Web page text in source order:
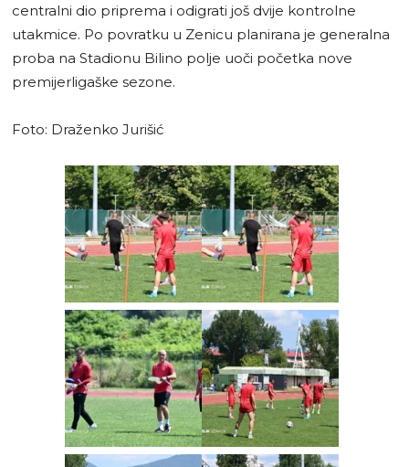
centralni dio priprema i odigrati još dvije kontrolne
utakmice. Po povratku u Zenicu planirana je generalna
proba na Stadionu Bilino polje uoči početka nove
premijerligaške sezone.
Foto: Draženko Jurišić